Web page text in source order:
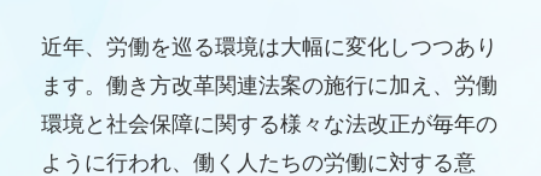
近年、労働を巡る環境は大幅に変化しつつあり
ます。働き方改革関連法案の施行に加え、労働
環境と社会保障に関する様々な法改正が毎年の
ように行われ、働く人たちの労働に対する意